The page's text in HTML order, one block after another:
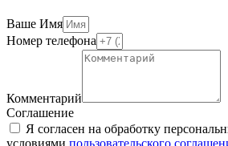
Ваше Имя
Номер телефона
Комментарий
Соглашение
Я согласен на обработку